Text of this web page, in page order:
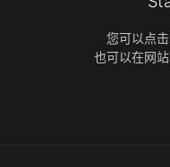
您可以点
也可以在网